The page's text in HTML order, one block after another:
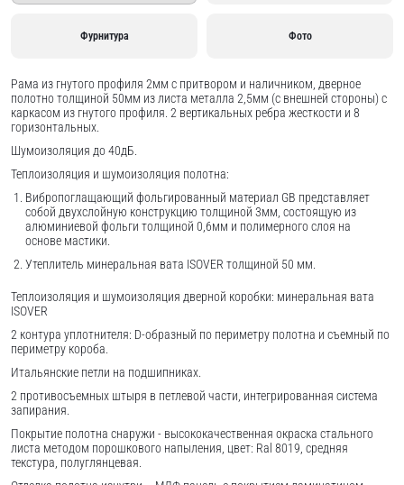
Фурнитура Фото
Рама из гнутого профиля 2мм с притвором и наличником, дверное
полотно толщиной 50мм из листа металла 2,5мм (с внешней стороны) c
каркасом из гнутого профиля. 2 вертикальных ребра жесткости и 8
горизонтальных.
Шумоизоляция до 40дБ.
Теплоизоляция и шумоизоляция полотна:
Вибропоглащающий фольгированный материал GB представляет
собой двухслойную конструкцию толщиной 3мм, состоящую из
алюминиевой фольги толщиной 0,6мм и полимерного слоя на
основе мастики.
Утеплитель минеральная вата ISOVER толщиной 50 мм.
Теплоизоляция и шумоизоляция дверной коробки: минеральная вата
ISOVER
2 контура уплотнителя: D-образный по периметру полотна и съемный по
периметру короба.
Итальянские петли на подшипниках.
2 противосъемных штыря в петлевой части, интегрированная система
запирания.
Покрытие полотна снаружи - высококачественная окраска стального
листа методом порошкового напыления, цвет: Ral 8019, средняя
текстура, полуглянцевая.